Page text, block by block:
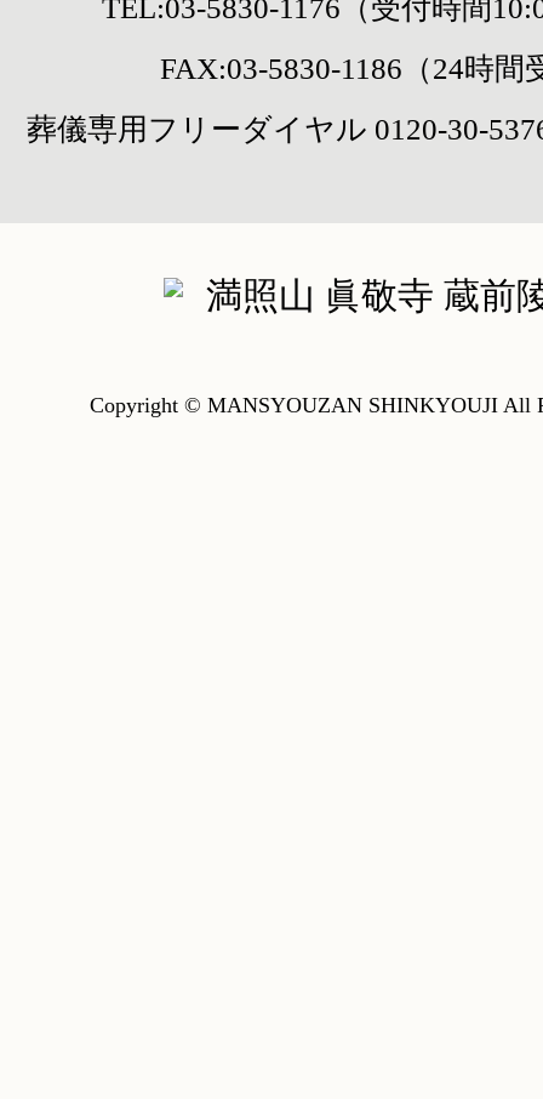
TEL:03-5830-1176 （受付時間
FAX:03-5830-1186（24時間
葬儀専用フリーダイヤル 0120-30-
Copyright © MANSYOUZAN SHINKYOUJI All